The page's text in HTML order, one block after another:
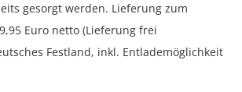
gesorgt werden. Lieferung zum
Euro netto (Lieferung frei
Festland, inkl. Entlademöglichkeit